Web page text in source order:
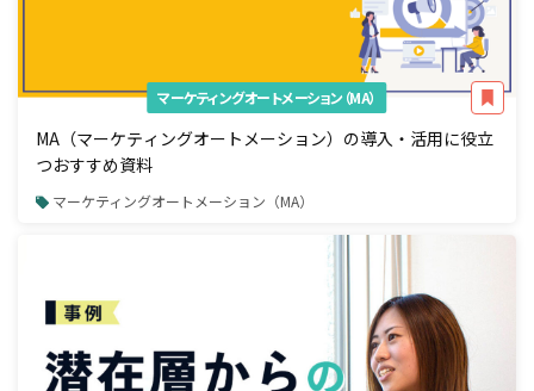
マーケティングオートメーション（MA）
MA（マーケティングオートメーション）の導入・活用に役立
つおすすめ資料
マーケティングオートメーション（MA）